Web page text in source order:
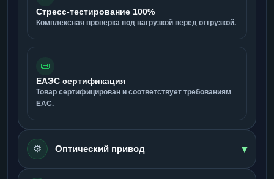
Стресс-тестирование 100%
Комплексная проверка под нагрузкой перед отгрузкой.
📜
ЕАЭС сертификация
Товар сертифицирован и соответствует требованиям
ЕАС.
⚙️ Оптический привод ▾